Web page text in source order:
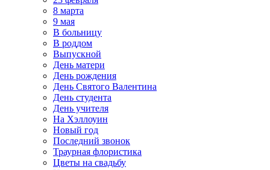
8 марта
9 мая
В больницу
В роддом
Выпускной
День матери
День рождения
День Святого Валентина
День студента
День учителя
На Хэллоуин
Новый год
Последний звонок
Траурная флористика
Цветы на свадьбу